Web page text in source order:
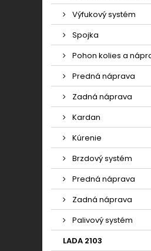
Výfukový systém
Spojka
Pohon kolies a
Predná náprava
Zadná náprava
Kardan
Kúrenie
Brzdový systém
Predná náprava
Zadná náprava
Palivový systém
LADA 2103